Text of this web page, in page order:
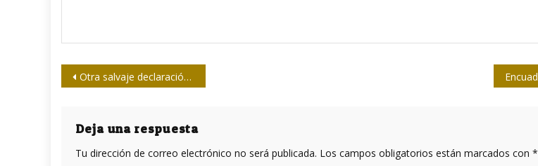
Navegación
entradas
Otra salvaje declaración contra Venezuela
Deja una respuesta
Tu dirección de correo electrónico no será publicada. Los campos obligatorios están marcados con *